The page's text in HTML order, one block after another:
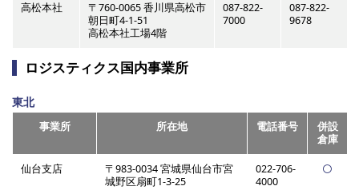
高松本社
〒760-0065 香川県高松市
朝日町4-1-51
高松本社工場4階
087-822-
7000
087-822-
9678
ロジスティクス国内事業所
東北
事業所 所在地 電話番号
併設
倉庫
仙台支店
〒983-0034 宮城県仙台市宮
城野区扇町1-3-25
022-706-
4000